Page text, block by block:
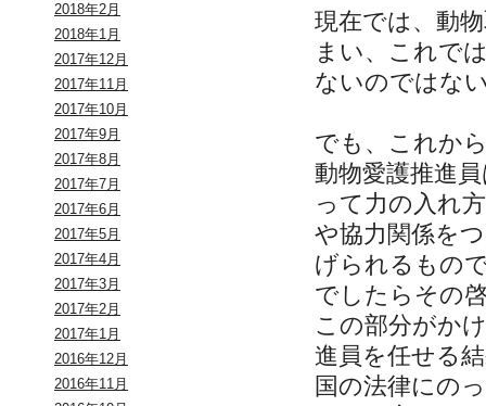
2018年2月
2018年1月
2017年12月
2017年11月
2017年10月
2017年9月
2017年8月
2017年7月
2017年6月
2017年5月
2017年4月
2017年3月
2017年2月
2017年1月
2016年12月
2016年11月
現在では、動
まい、これで
ないのではな
でも、これか
動物愛護推進
って力の入れ
や協力関係を
げられるもの
でしたらその
この部分がか
進員を任せる
国の法律にの